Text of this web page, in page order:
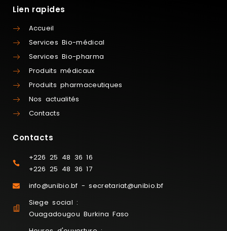
Lien rapides
Accueil
Services Bio-médical
Services Bio-pharma
Produits médicaux
Produits pharmaceutiques
Nos actualités
Contacts
Contacts
+226 25 48 36 16
+226 25 48 36 17
info@unibio.bf - secretariat@unibio.bf
Siege social :
Ouagadougou Burkina Faso